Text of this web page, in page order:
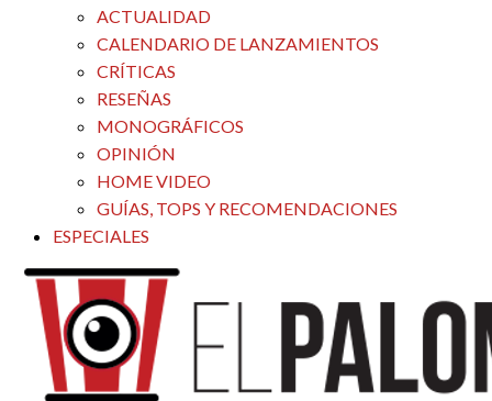
ACTUALIDAD
CALENDARIO DE LANZAMIENTOS
CRÍTICAS
RESEÑAS
MONOGRÁFICOS
OPINIÓN
HOME VIDEO
GUÍAS, TOPS Y RECOMENDACIONES
ESPECIALES